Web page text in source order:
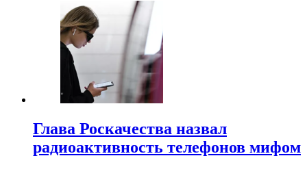
Глава Роскачества назвал
радиоактивность телефонов мифом